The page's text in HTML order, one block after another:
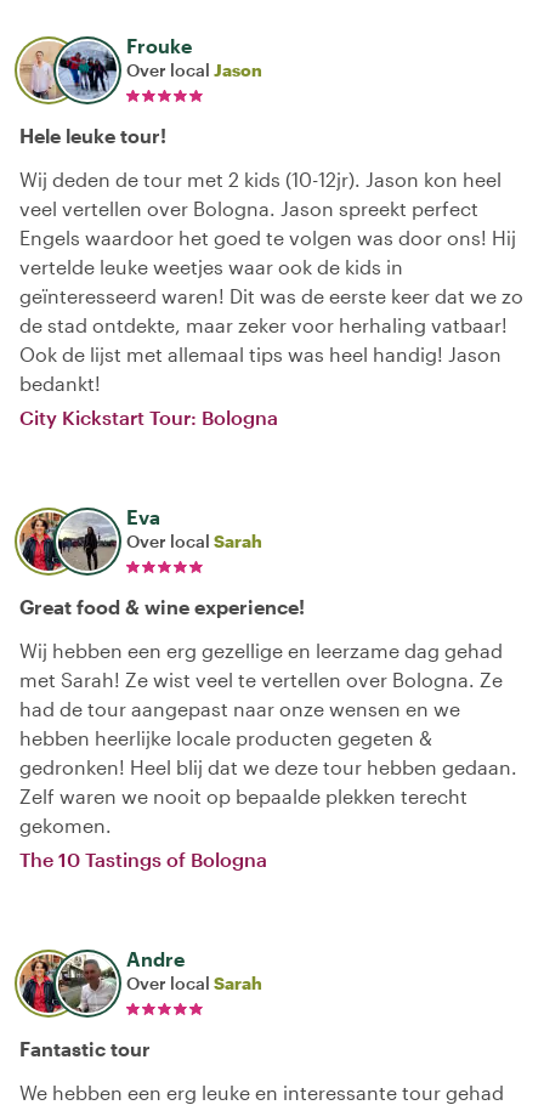
Frouke
Over local Jason
Hele leuke tour!
Wij deden de tour met 2 kids (10-12jr). Jason kon heel
veel vertellen over Bologna. Jason spreekt perfect
Engels waardoor het goed te volgen was door ons! Hij
vertelde leuke weetjes waar ook de kids in
geïnteresseerd waren! Dit was de eerste keer dat we zo
de stad ontdekte, maar zeker voor herhaling vatbaar!
Ook de lijst met allemaal tips was heel handig! Jason
bedankt!
City Kickstart Tour: Bologna
Eva
Over local Sarah
Great food & wine experience!
Wij hebben een erg gezellige en leerzame dag gehad
met Sarah! Ze wist veel te vertellen over Bologna. Ze
had de tour aangepast naar onze wensen en we
hebben heerlijke locale producten gegeten &
gedronken! Heel blij dat we deze tour hebben gedaan.
Zelf waren we nooit op bepaalde plekken terecht
gekomen.
The 10 Tastings of Bologna
Andre
Over local Sarah
Fantastic tour
We hebben een erg leuke en interessante tour gehad